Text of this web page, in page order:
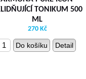
TONIKUM 500
ML
270 Kč
Do košíku Detail